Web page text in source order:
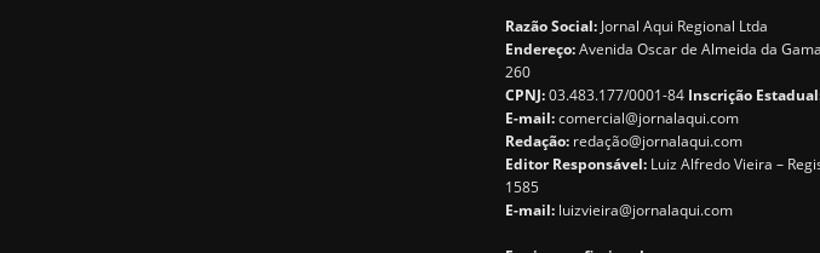
Razão Social: Jornal Aqui Regional Ltda
Endereço:Avenida Oscar de Almeida da
260
CPNJ:03.483.177/0001-84 Inscrição
E-mail:comercial@jornalaqui.com
Redação: redação@jornalaqui.com
Editor Responsável: Luiz Alfredo Vieira –
1585
E-mail: luizvieira@jornalaqui.com